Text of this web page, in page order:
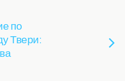
по
Твери: